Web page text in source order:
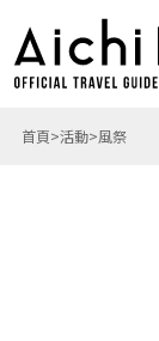
首頁 活動 風祭